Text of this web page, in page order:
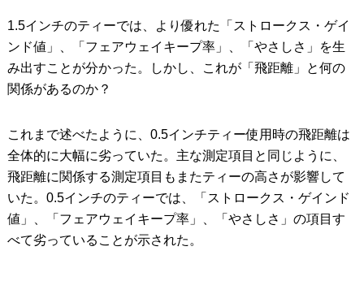
1.5インチのティーでは、より優れた「ストロークス・ゲイ
ンド値」、「フェアウェイキープ率」、「やさしさ」を生
み出すことが分かった。しかし、これが「飛距離」と何の
関係があるのか？
これまで述べたように、0.5インチティー使用時の飛距離は
全体的に大幅に劣っていた。主な測定項目と同じように、
飛距離に関係する測定項目もまたティーの高さが影響して
いた。0.5インチのティーでは、「ストロークス・ゲインド
値」、「フェアウェイキープ率」、「やさしさ」の項目す
べて劣っていることが示された。